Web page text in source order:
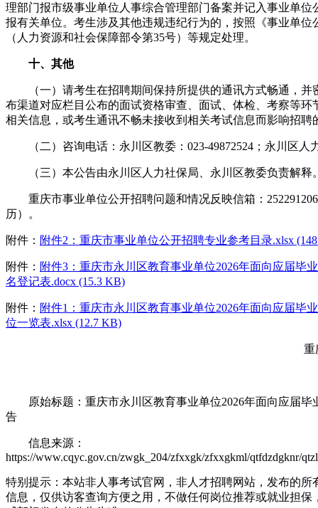
理部门报市级事业单位人事综合管理部门备案并记入事业单
报有关单位。考生涉及其他违规违纪行为的，按照《事业单
（人力资源和社会保障部令第35号）等规定处理。
十、其他
（一）请考生在招聘期间保持所提供的通讯方式畅通，并
布渠道对应栏目公布的面试资格审查、面试、体检、考察等
相关信息，或考生通讯不畅未接收到相关考试信息而影响招聘
（二）咨询电话：永川区教委：023-49872524；永川区人
（三）本公告由永川区人力社保局、永川区教委负责解释
重庆市事业单位公开招聘问题和情况反映信箱：
历）。
附件： 附件2：重庆市事业单位公开招聘专业参考目录.xlsx
附件： 附件3：重庆市永川区教育事业单位2026年面向应届毕
名登记表.docx (15.3 KB)
附件： 附件1：重庆市永川区教育事业单位2026年面向应届毕
位一览表.xlsx (12.7 KB)
重庆
原始标题：重庆市永川区教育事业单位2026年面向应届毕
告
信息来源：
https://www.cqyc.gov.cn/zwgk_204/zfxxgk/zfxxgkml/qtfdzdgknr/
特别提示：本站非人事考试官网，非人才招聘网站，发布的
信息，仅供访客查询方便之用，不做任何岗位推荐或就业担